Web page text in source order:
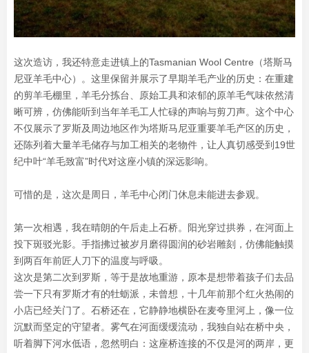
这次造访，我还特意走进镇上的Tasmanian Wool Centre（塔斯马
尼亚羊毛中心）。这里保留并展示了早期羊毛产业的历史：在重建
的剪羊毛棚里，羊毛分拣台、原始工具和浓郁的原羊毛气味依然清
晰可辨，仿佛能听到当年羊毛工人忙碌的声响与剪刀声。这个中心
不仅展示了罗斯及周边地区作为塔斯马尼亚重要羊毛产区的历史，
还陈列着大量羊毛储存与加工相关的老物件，让人真切感受到19世
纪中叶“羊毛致富”时代对这座小镇的深远影响。
可惜的是，这次是周日，羊毛中心闭门休息未能进去参观。
第一次相遇，我在晴朗的午后走上石桥。阳光穿过拱券，在河面上
投下斑驳光影。手指拂过被岁月磨得圆润的砂岩雕刻，仿佛能触摸
到两百年前匠人刀下的温度与呼吸。
这次是第二次到罗斯，等于是故地重游，原本是想带着孩子们去品
尝一下只有罗斯才有的牡蛎派，未曾想，十几年前那个红火热闹的
小店已经关门了。石桥还在，它静静地横卧在麦夸里河上，像一位
沉默而坚定的守望者。雾气在河面缓缓流动，我独自站在桥中央，
听着脚下河水低语，忽然明白：这座桥连接的不仅是河的两岸，更